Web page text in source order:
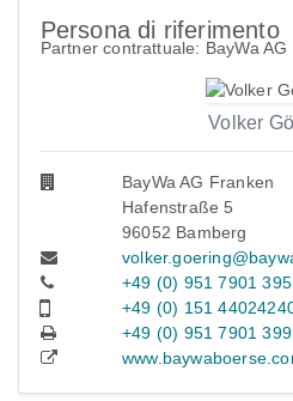
Persona di riferimento
Partner contrattuale: BayWa AG
Volker
BayWa AG Franken
Hafenstraße 5
96052 Bamberg
+49 (0) 951 7901 395
+49 (0) 151
+49 (0) 951 7901 399